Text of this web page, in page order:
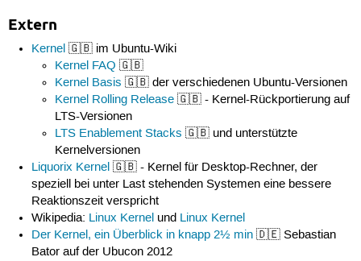
Extern
Kernel 🇬🇧 im Ubuntu-Wiki
Kernel FAQ 🇬🇧
Kernel Basis 🇬🇧 der verschiedenen Ubuntu-Versionen
Kernel Rolling Release 🇬🇧 - Kernel-Rückportierung auf
LTS-Versionen
LTS Enablement Stacks 🇬🇧 und unterstützte
Kernelversionen
Liquorix Kernel 🇬🇧 - Kernel für Desktop-Rechner, der
speziell bei unter Last stehenden Systemen eine bessere
Reaktionszeit verspricht
Wikipedia: Linux Kernel und Linux Kernel
Der Kernel, ein Überblick in knapp 2½ min 🇩🇪 Sebastian
Bator auf der Ubucon 2012